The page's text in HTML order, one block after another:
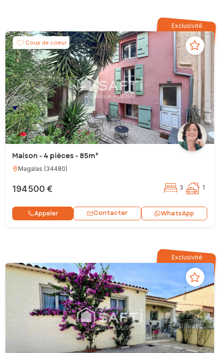
Exclusivité
Coup de coeur
Maison - 4 pièces - 85m²
Magalas (34480)
194 500 € 3 1
Appeler Contacter WhatsApp
Exclusivité